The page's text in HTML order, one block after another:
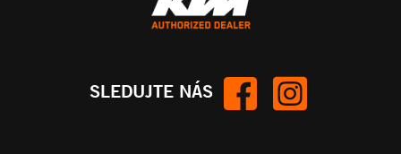
SLEDUJTE NÁS